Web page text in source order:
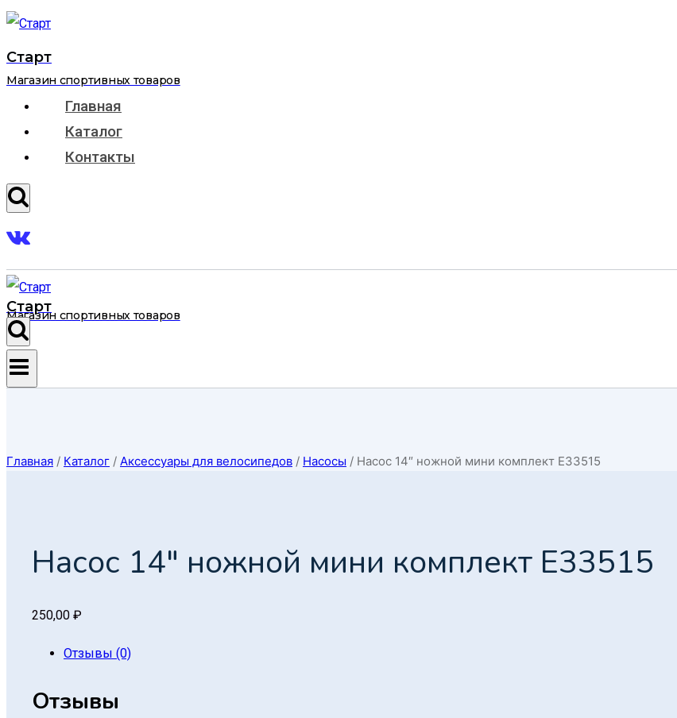
Перейти
содержимому
Старт
Магазин спортивных товаров
Главная
Каталог
Контакты
Старт
Магазин спортивных товаров
Главная / Каталог / Аксессуары для велосипедов / Насосы / Насос 14″ ножной мини комплект E33515
Насос 14″ ножной мини комплект E33515
250,00 ₽
Отзывы (0)
Отзывы